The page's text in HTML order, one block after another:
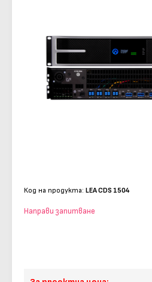
Код на продукта: LEA CDS 1504
Направи запитване